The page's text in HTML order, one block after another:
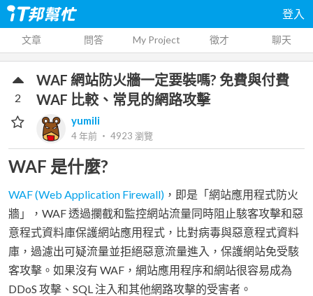
登入
文章 問答 My Project 徵才 聊天
WAF 網站防火牆一定要裝嗎? 免費與付費
WAF 比較、常見的網路攻擊
yumili
4 年前 ‧ 4923 瀏覽
2
WAF 是什麼?
WAF (Web Application Firewall) ，即是「網站應用程式防火
牆」，WAF 透過攔截和監控網站流量同時阻止駭客攻擊和惡
意程式資料庫保護網站應用程式，比對病毒與惡意程式資料
庫，過濾出可疑流量並拒絕惡意流量進入，保護網站免受駭
客攻擊。如果沒有 WAF，網站應用程序和網站很容易成為
DDoS 攻擊、SQL 注入和其他網路攻擊的受害者。